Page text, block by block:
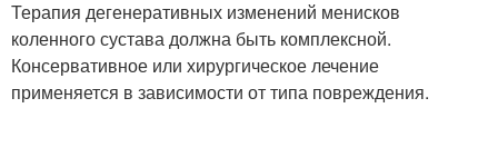
Терапия дегенеративных изменений менисков
коленного сустава должна быть комплексной.
Консервативное или хирургическое лечение
применяется в зависимости от типа повреждения.